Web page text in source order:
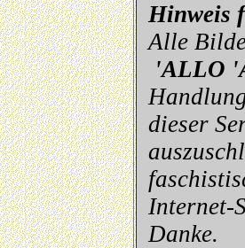
Hinweis
Alle
'ALLO
dieser
Internet-
Danke.